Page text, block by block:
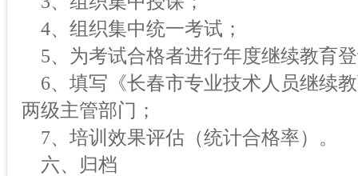
4、组织集中统一考试；
5、为考试合格者进行年度继续教育
6、填写《长春市专业技术人员继续
两级主管部门；
7、培训效果评估（统计合格率）。
六、归档